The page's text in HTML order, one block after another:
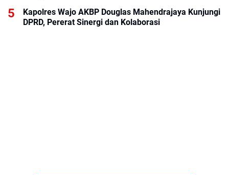
Kapolres Wajo AKBP Douglas Mahendrajaya Kunjungi
DPRD, Pererat Sinergi dan Kolaborasi